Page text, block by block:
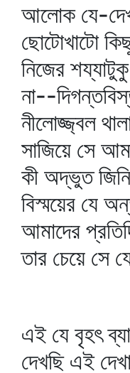
আলোক যে-
ছোটোখাটো
নিজের
না--
নীলোজ্জ্বল
সাজিয়ে সে
কী অদ্ভুত
বিস্ময়ের যে
আমাদের
তার চেয়ে সে
এই যে বৃহৎ
দেখছি এই